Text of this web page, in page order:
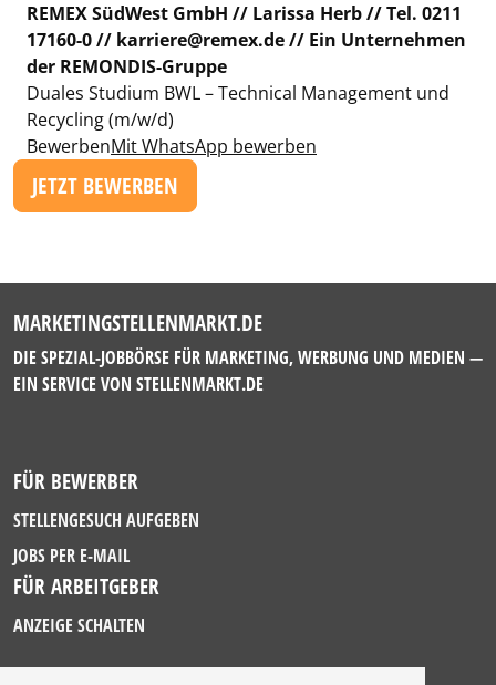
REMEX SüdWest GmbH // Larissa Herb // Tel. 0211
17160-0 // karriere@remex.de // Ein Unternehmen
der REMONDIS-Gruppe
Duales Studium BWL – Technical Management und
Recycling (m/w/d)
BewerbenMit WhatsApp bewerben
JETZT BEWERBEN
MARKETINGSTELLENMARKT.DE
DIE SPEZIAL-JOBBÖRSE FÜR MARKETING, WERBUNG UND MEDIEN —
EIN SERVICE VON STELLENMARKT.DE
FÜR BEWERBER
STELLENGESUCH AUFGEBEN
JOBS PER E-MAIL
FÜR ARBEITGEBER
ANZEIGE SCHALTEN